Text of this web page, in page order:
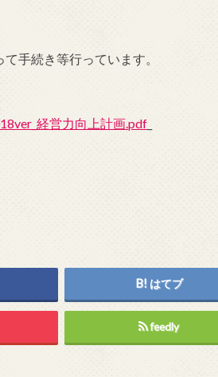
手続き等行っています。
経営力向上計画.pdf
はてブ
feedly